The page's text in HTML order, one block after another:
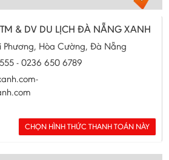
& DV DU LỊCH ĐÀ NẴNG XANH
Phương, Hòa Cường, Đà Nẵng
- 0236 650 6789